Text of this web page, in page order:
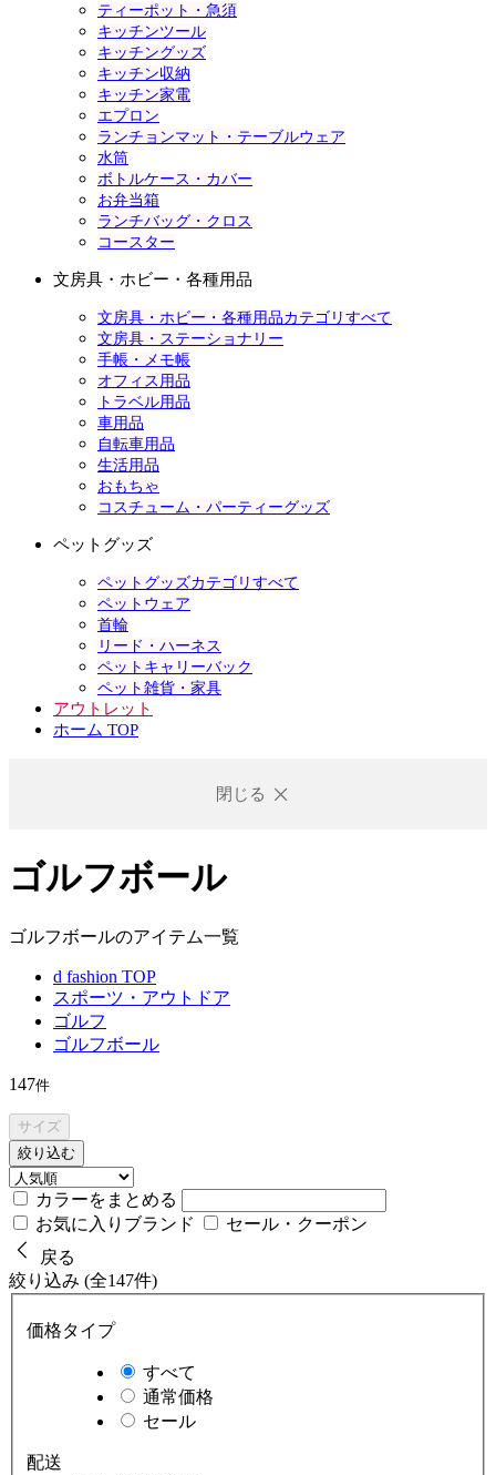
ティーポット・急須
キッチンツール
キッチングッズ
キッチン収納
キッチン家電
エプロン
ランチョンマット・テーブルウェア
水筒
ボトルケース・カバー
お弁当箱
ランチバッグ・クロス
コースター
文房具・ホビー・各種用品
文房具・ホビー・各種用品カテゴリすべて
文房具・ステーショナリー
手帳・メモ帳
オフィス用品
トラベル用品
車用品
自転車用品
生活用品
おもちゃ
コスチューム・パーティーグッズ
ペットグッズ
ペットグッズカテゴリすべて
ペットウェア
首輪
リード・ハーネス
ペットキャリーバック
ペット雑貨・家具
アウトレット
ホーム TOP
閉じる
ゴルフボール
ゴルフボールのアイテム一覧
d fashion TOP
スポーツ・アウトドア
ゴルフ
ゴルフボール
147件
サイズ
絞り込む
カラーをまとめる
お気に入りブランド
セール・クーポン
戻る
絞り込み (全147件)
価格タイプ
すべて
通常価格
セール
配送